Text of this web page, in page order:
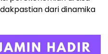
dari dinamika